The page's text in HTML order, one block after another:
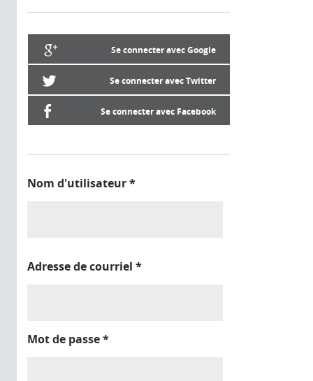
Se connecter avec Google
Se connecter avec Twitter
Se connecter avec Facebook
Nom d'utilisateur*
Adresse de courriel *
Mot de passe*